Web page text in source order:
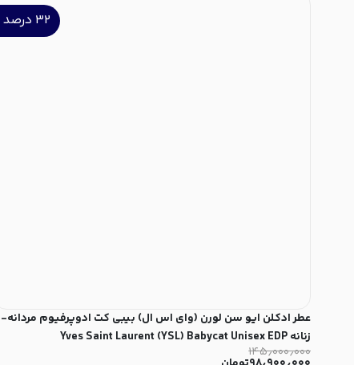
۳۲ درصد
عطر ادکلن ایو سن لورن (وای اس ال) بیبی کت ادوپرفیوم مردانه-
زنانه Yves Saint Laurent (YSL) Babycat Unisex EDP
۱۴۵٫۰۰۰٫۰۰۰